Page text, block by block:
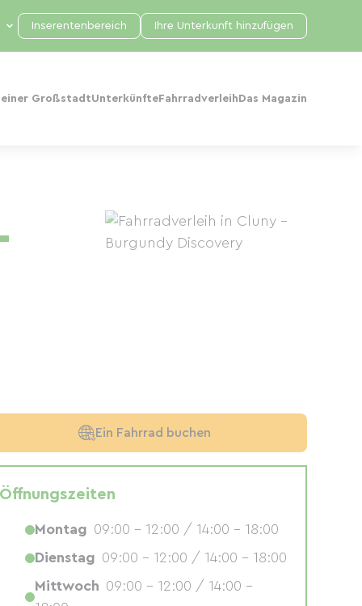
einer GroßstadtUnterkünfte Fahrradverleih Das Magazin
Inserentenbereich Ihre Unterkunft hinzufügen
Ein Fahrrad buchen
Öffnungszeiten
Montag 09:00 - 12:00 / 14:00 - 18:00
Dienstag 09:00 - 12:00 / 14:00 - 18:00
Mittwoch 09:00 - 12:00 / 14:00 -